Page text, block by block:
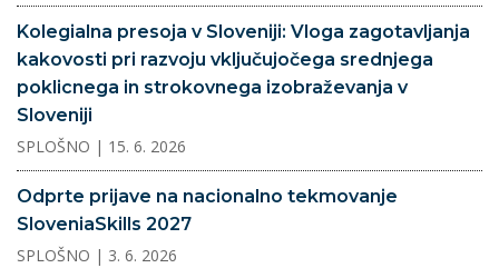
Kolegialna presoja v Sloveniji: Vloga zagotavljanja
kakovosti pri razvoju vključujočega srednjega
poklicnega in strokovnega izobraževanja v
Sloveniji
SPLOŠNO | 15. 6. 2026
Odprte prijave na nacionalno tekmovanje
SloveniaSkills 2027
SPLOŠNO | 3. 6. 2026